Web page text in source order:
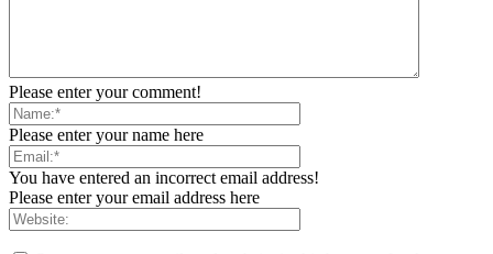
Please enter your comment!
Please enter your name here
You have entered an incorrect email address!
Please enter your email address here